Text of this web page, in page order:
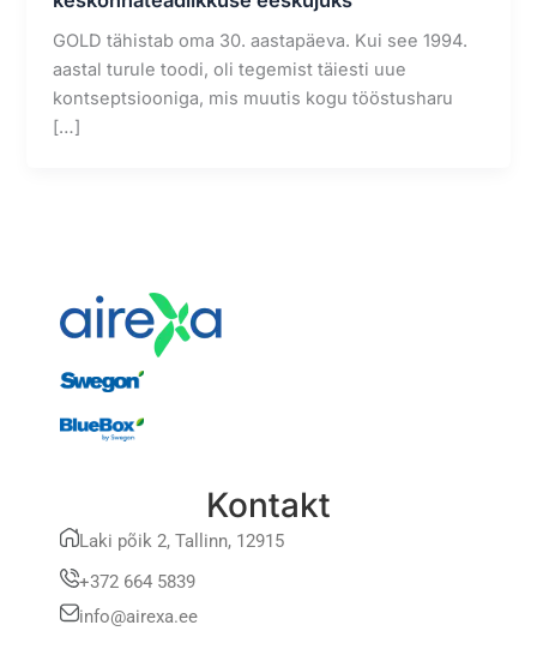
GOLD tähistab oma 30. aastapäeva. Kui see 1994.
aastal turule toodi, oli tegemist täiesti uue
kontseptsiooniga, mis muutis kogu tööstusharu
[…]
Kontakt
Laki põik 2, Tallinn, 12915
+372 664 5839
info@airexa.ee